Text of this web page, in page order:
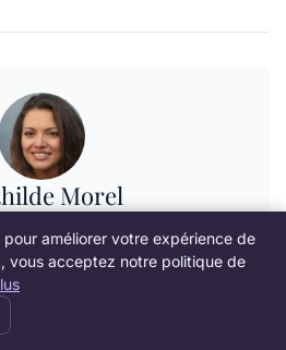
Morel
dans la création d’entreprise, la
technologique, Mathilde
secteurs depuis huit ans.
les articles
améliorer votre expérience de
vous acceptez notre politique de